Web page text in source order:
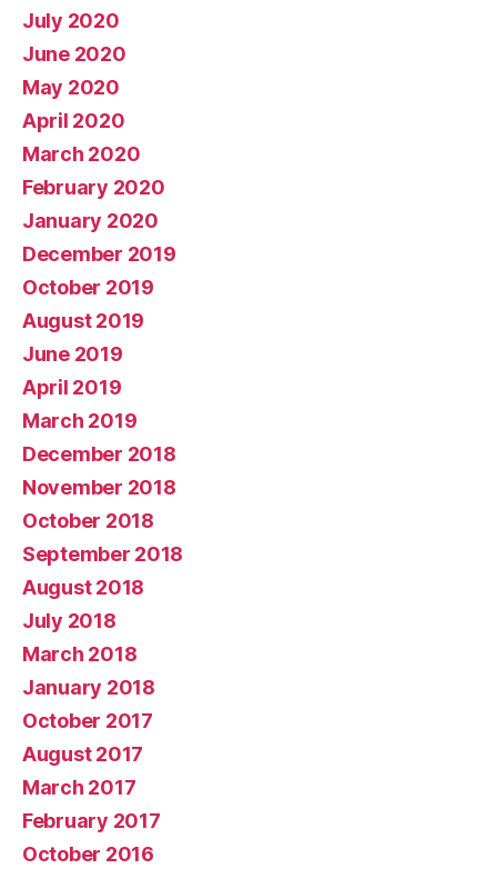
July 2020
June 2020
May 2020
April 2020
March 2020
February 2020
January 2020
December 2019
October 2019
August 2019
June 2019
April 2019
March 2019
December 2018
November 2018
October 2018
September 2018
August 2018
July 2018
March 2018
January 2018
October 2017
August 2017
March 2017
February 2017
October 2016